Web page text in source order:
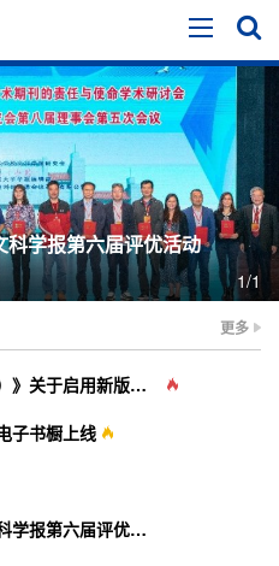
学报第六届评优活动
1/1
更多
《重庆大学学报（社会科学版）》关于启用新版投审稿系统的通知
子书橱上线
重庆大学期刊社在全国高校文科学报第六届评优活动中获佳绩